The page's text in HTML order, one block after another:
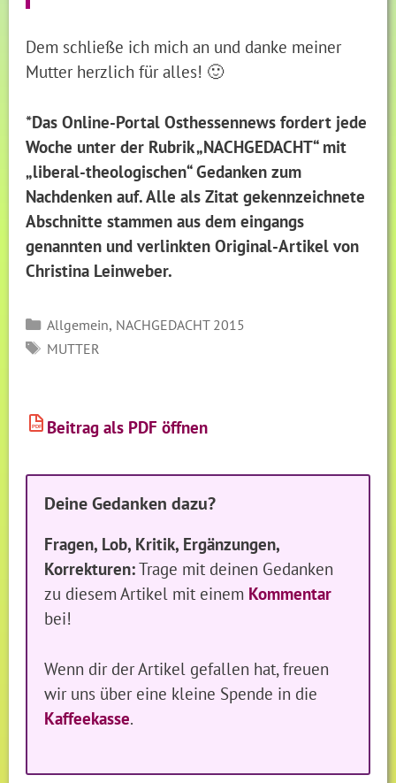
Dem schließe ich mich an und danke meiner
Mutter herzlich für alles! 🙂
*Das Online-Portal Osthessennews fordert jede
Woche unter der Rubrik „NACHGEDACHT“ mit
„liberal-theologischen“ Gedanken zum
Nachdenken auf. Alle als Zitat gekennzeichnete
Abschnitte stammen aus dem eingangs
genannten und verlinkten Original-Artikel von
Christina Leinweber.
Kategorien
Allgemein, NACHGEDACHT 2015
SCHLAGWÖRTER
MUTTER
PDF Beitrag als PDF öffnen
Deine Gedanken dazu?
Fragen, Lob, Kritik, Ergänzungen,
Korrekturen:Trage mit deinen Gedanken
zu diesem Artikel mit einem Kommentar
bei!
Wenn dir der Artikel gefallen hat, freuen
wir uns über eine kleine Spende in die
Kaffeekasse.